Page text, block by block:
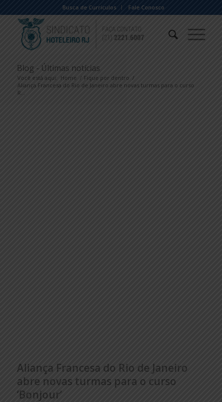
Busca de Currículos Fale Conosco
Blog - Últimas notícias
Você está aqui: Home / Fique por dentro /
Aliança Francesa do Rio de Janeiro abre novas turmas para o curso
R...
Aliança Francesa do Rio de Janeiro
abre novas turmas para o curso
‘Bonjour’